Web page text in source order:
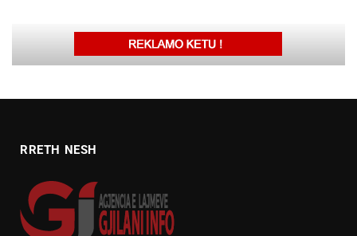
RRETH NESH